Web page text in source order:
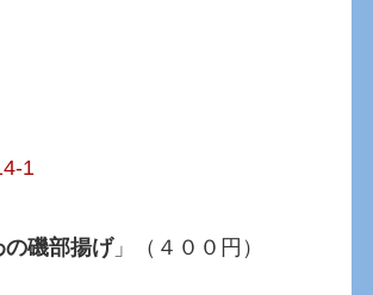
の磯部揚げ」（４００円）